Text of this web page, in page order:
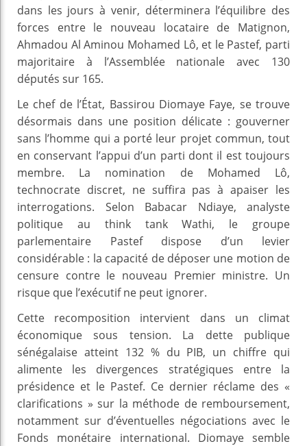
dans les jours à venir, déterminera l’équilibre des
forces entre le nouveau locataire de Matignon,
Ahmadou Al Aminou Mohamed Lô, et le Pastef, parti
majoritaire à l’Assemblée nationale avec 130
députés sur 165.
Le chef de l’État, Bassirou Diomaye Faye, se trouve
désormais dans une position délicate : gouverner
sans l’homme qui a porté leur projet commun, tout
en conservant l’appui d’un parti dont il est toujours
membre. La nomination de Mohamed Lô,
technocrate discret, ne suffira pas à apaiser les
interrogations. Selon Babacar Ndiaye, analyste
politique au think tank Wathi, le groupe
parlementaire Pastef dispose d’un levier
considérable : la capacité de déposer une motion de
censure contre le nouveau Premier ministre. Un
risque que l’exécutif ne peut ignorer.
Cette recomposition intervient dans un climat
économique sous tension. La dette publique
sénégalaise atteint 132 % du PIB, un chiffre qui
alimente les divergences stratégiques entre la
présidence et le Pastef. Ce dernier réclame des «
clarifications » sur la méthode de remboursement,
notamment sur d’éventuelles négociations avec le
Fonds monétaire international. Diomaye semble